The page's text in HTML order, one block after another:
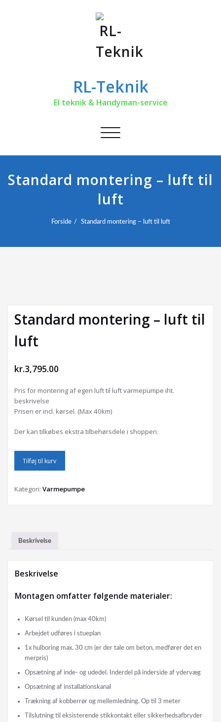
RL-Teknik
El teknik & Handyman-service
Toggle
Standard montering – luft til
luft
Forside Standard montering – luft til luft
Standard montering – luft til
luft
kr.3,795.00
Pris for montering af egen luft til luft varmepumpe iht.
beskrivelse
Prisen er incl. kørsel. (Max 40km)
Der kan tilkøbes ekstra tilbehørsdele i shoppen.
montering
luft
Tilføj til kurv
Kategori: Varmepumpe
Beskrivelse
Beskrivelse
Montagen omfatter følgende materialer:
Kørsel til kunden (max 40km)
Arbejdet udføres i stueplan
1x hulboring max. 30 cm (er der tale om beton, medfører det en
merpris)
Opsætning af inde- og udedel. Inderdel på inderside af ydervæg
Opsætning af installationskanal
Trækning af kobberrør og mellemledning. Op til 3 meter
Tilslutning til eksisterende stikkontakt eller sikkerhedsafbryder